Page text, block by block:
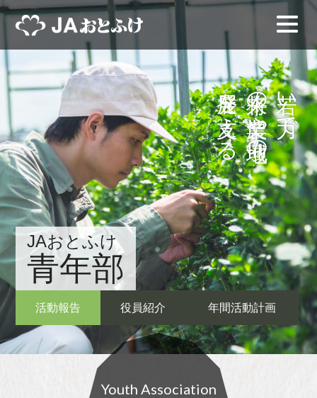
若い力で
将来の農業や地域の
発展を支える
JAおとふけ
青年部
活動報告 役員紹介 年間活動計画
Youth Association